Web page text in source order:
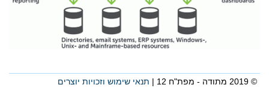
© 2019 מתודה - מפת"ח 12 | תנאי שימוש וזכויות יוצרים